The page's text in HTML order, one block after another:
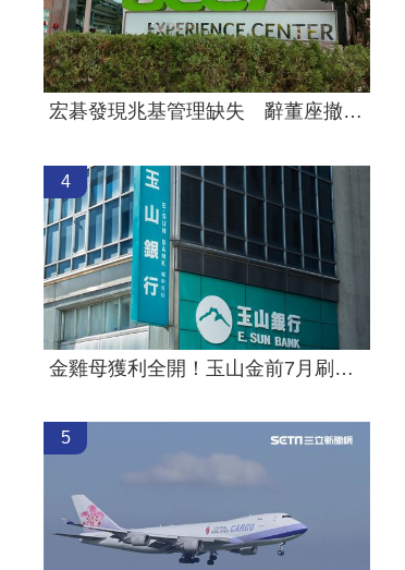
宏碁發現兆基管理缺失 辭董座撤出經營層
4
金雞母獲利全開！玉山金前7月刷新紀錄
5